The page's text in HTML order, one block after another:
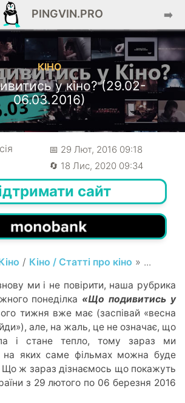
PINGVIN.PRO ➡️
КІНО
у кіно? (29.02-
06.03.2016)
📅 29 Лют, 2016 09:18
🔄 18 Лис, 2020 09:34
сайт
/ Кіно / Статті про кіно » ...
ми і не повірити, наша рубрика
понеділка «Що подивитись у
тижня вже має (заспівай «весна
але, на жаль, це не означає, що
і стане тепло, тому зараз ми
яких саме фільмах можна буде
Що ж зараз дізнаємось що покажуть
з 29 лютого по 06 березня 2016